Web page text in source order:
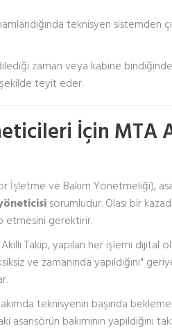
teknisyen sistemden
zaman veya kabine
şekilde teyit eder.
İçin MTA
İşletme ve Bakım Yönetmeliği),
sorumludur. Olası bir
etmesini gerektirir.
Takip, yapılan her işlemi
ve zamanında yapıldığını"
teknisyenin başında
bakımının yapıldığını